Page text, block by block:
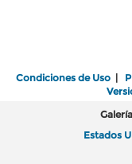
Condiciones de Uso |
Estados